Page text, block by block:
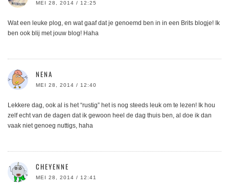
MEI 28, 2014 / 12:25
Wat een leuke plog, en wat gaaf dat je genoemd ben in in een Brits blogje! Ik
ben ook blij met jouw blog! Haha
NENA
MEI 28, 2014 / 12:40
Lekkere dag, ook al is het “rustig” het is nog steeds leuk om te lezen! Ik hou
zelf echt van de dagen dat ik gewoon heel de dag thuis ben, al doe ik dan
vaak niet genoeg nuttigs, haha
CHEYENNE
MEI 28, 2014 / 12:41